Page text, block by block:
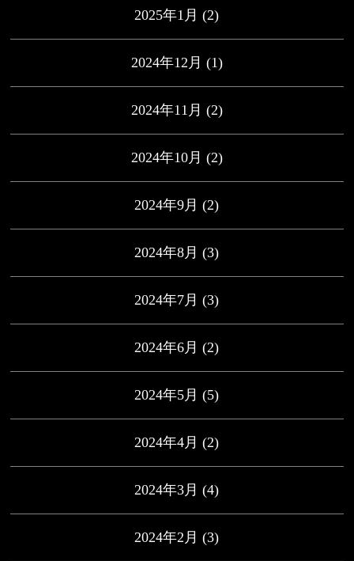
2025年1月 (2)
2024年12月 (1)
2024年11月 (2)
2024年10月 (2)
2024年9月 (2)
2024年8月 (3)
2024年7月 (3)
2024年6月 (2)
2024年5月 (5)
2024年4月 (2)
2024年3月 (4)
2024年2月 (3)